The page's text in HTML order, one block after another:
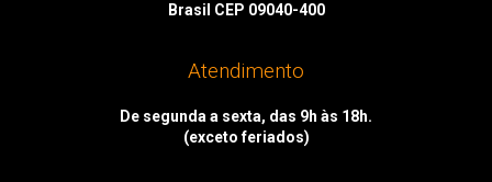
Brasil CEP 09040-400
Atendimento
De segunda a sexta, das 9h às 18h.
(exceto feriados)